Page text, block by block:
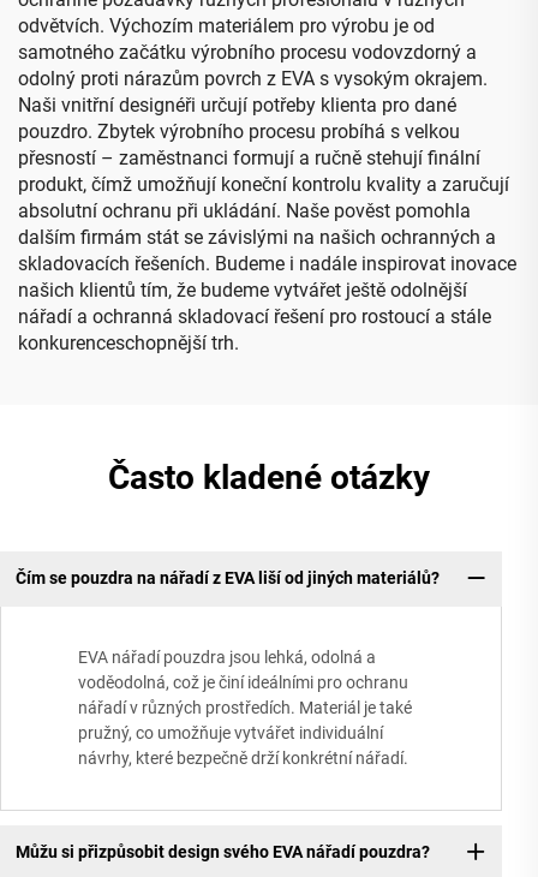
odvětvích. Výchozím materiálem pro výrobu je od
samotného začátku výrobního procesu vodovzdorný a
odolný proti nárazům povrch z EVA s vysokým okrajem.
Naši vnitřní designéři určují potřeby klienta pro dané
pouzdro. Zbytek výrobního procesu probíhá s velkou
přesností – zaměstnanci formují a ručně stehují finální
produkt, čímž umožňují koneční kontrolu kvality a zaručují
absolutní ochranu při ukládání. Naše pověst pomohla
dalším firmám stát se závislými na našich ochranných a
skladovacích řešeních. Budeme i nadále inspirovat inovace
našich klientů tím, že budeme vytvářet ještě odolnější
nářadí a ochranná skladovací řešení pro rostoucí a stále
konkurenceschopnější trh.
Často kladené otázky
Čím se pouzdra na nářadí z EVA liší od jiných materiálů?
EVA nářadí pouzdra jsou lehká, odolná a
voděodolná, což je činí ideálními pro ochranu
nářadí v různých prostředích. Materiál je také
pružný, co umožňuje vytvářet individuální
návrhy, které bezpečně drží konkrétní nářadí.
Můžu si přizpůsobit design svého EVA nářadí pouzdra?